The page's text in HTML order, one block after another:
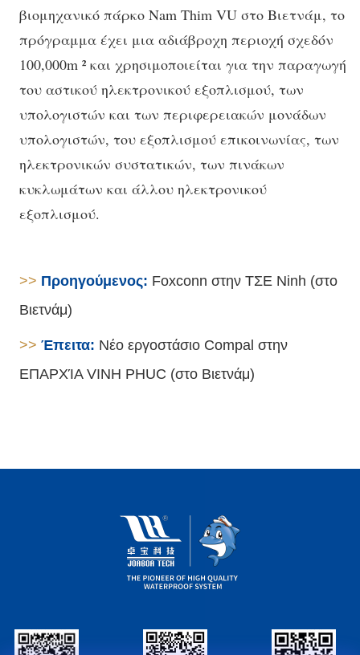
βιομηχανικό πάρκο Nam Thim VU στο Βιετνάμ, το
πρόγραμμα έχει μια αδιάβροχη περιοχή σχεδόν
100,000m ² και χρησιμοποιείται για την παραγωγή
του αστικού ηλεκτρονικού εξοπλισμού, των
υπολογιστών και των περιφερειακών μονάδων
υπολογιστών, του εξοπλισμού επικοινωνίας, των
ηλεκτρονικών συστατικών, των πινάκων
κυκλωμάτων και άλλου ηλεκτρονικού
εξοπλισμού.
>> Προηγούμενος: Foxconn στην ΤΣΕ Ninh (στο
Βιετνάμ)
>> Έπειτα: Νέο εργοστάσιο Compal στην
ΕΠΑΡΧΊΑ VINH PHUC (στο Βιετνάμ)